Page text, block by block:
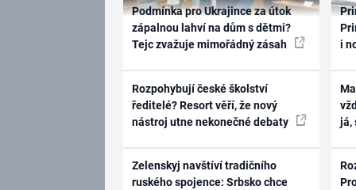
Podmínka pro Ukrajince za útok
zápalnou lahví na dům s dětmi?
Tejc zvažuje mimořádný zásah
Rozpohybují české školství
ředitelé? Resort věří, že nový
nástroj utne nekonečné debaty
Zelenskyj navštíví tradičního
ruského spojence: Srbsko chce
i
já,